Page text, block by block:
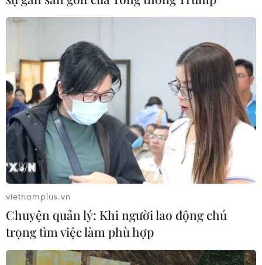
tiềm ẩn nguy cơ lũ quét, sạt lở đất
09/08/2026 09:37
Từ 10-11/8, Bắc Bộ và Trung Bộ có
nơi nắng nóng gay gắt trên 37 độ C
09/08/2026 07:57
Cháy rừng nghiêm trọng tại Canada,
cảnh báo lũ quét ở Đông Nam nước
Mỹ
09/08/2026 06:28
Lâm Đồng: Mưa lớn gây sạt lở đèo
Con Ó, cây đổ trên đèo Bảo Lộc
vietnamplus.vn
Chuyện quản lý: Khi người lao động chú
trọng tìm việc làm phù hợp